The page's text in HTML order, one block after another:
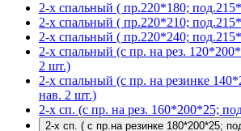
2-х спальный ( пр.220*180;
2-х спальный ( пр.220*210;
2-х спальный ( пр.220*240;
2-х спальный (с пр. на рез.
2 шт.)
2-х спальный (с пр. на резинке
нав. 2 шт.)
2-х сп. (с пр. на рез. 160*200*25;
2-х сп. ( с пр.на резинке 180*200*25;